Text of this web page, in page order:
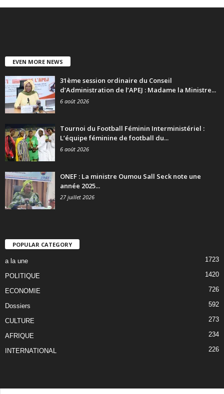
EVEN MORE NEWS
31ème session ordinaire du Conseil
d’Administration de l’APEJ : Madame la Ministre...
6 août 2026
Tournoi du Football Féminin Interministériel :
L’équipe féminine de football du...
6 août 2026
ONEF : La ministre Oumou Sall Seck note une
année 2025...
27 juillet 2026
POPULAR CATEGORY
a la une 1723
POLITIQUE 1420
ECONOMIE 726
Dossiers 592
CULTURE 273
AFRIQUE 234
INTERNATIONAL 226